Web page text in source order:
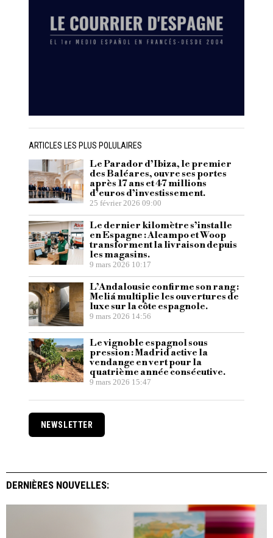
ARTICLES LES PLUS POLULAIRES
Le Parador d’Ibiza, le premier
des Baléares, ouvre ses portes
après 17 ans et 47 millions
d’euros d’investissement.
25 février 2026 09:00
Le dernier kilomètre s’installe
en Espagne : Alcampo et Woop
transforment la livraison depuis
les magasins.
9 mars 2026 10:17
L’Andalousie confirme son rang :
Meliá multiplie les ouvertures de
luxe sur la côte espagnole.
9 mars 2026 14:56
Le vignoble espagnol sous
pression : Madrid active la
vendange en vert pour la
quatrième année consécutive.
9 mars 2026 15:47
NEWSLETTER
DERNIÈRES NOUVELLES: